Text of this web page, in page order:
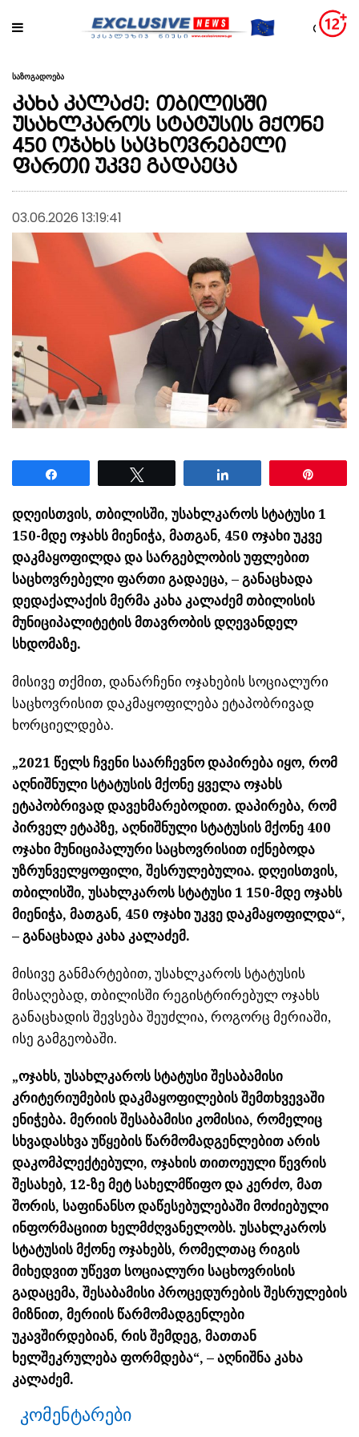
საზოგადოება
კახა კალაძე: თბილისში
უსახლკაროს სტატუსის მქონე
450 ოჯახს საცხოვრებელი
ფართი უკვე გადაეცა
03.06.2026 13:19:41
დღეისთვის, თბილისში, უსახლკაროს სტატუსი 1
150-მდე ოჯახს მიენიჭა, მათგან, 450 ოჯახი უკვე
დაკმაყოფილდა და სარგებლობის უფლებით
საცხოვრებელი ფართი გადაეცა, – განაცხადა
დედაქალაქის მერმა კახა კალაძემ თბილისის
მუნიციპალიტეტის მთავრობის დღევანდელ
სხდომაზე.
მისივე თქმით, დანარჩენი ოჯახების სოციალური
საცხოვრისით დაკმაყოფილება ეტაპობრივად
ხორციელდება.
„2021 წელს ჩვენი საარჩევნო დაპირება იყო, რომ
აღნიშნული სტატუსის მქონე ყველა ოჯახს
ეტაპობრივად დავეხმარებოდით. დაპირება, რომ
პირველ ეტაპზე, აღნიშნული სტატუსის მქონე 400
ოჯახი მუნიციპალური საცხოვრისით იქნებოდა
უზრუნველყოფილი, შესრულებულია. დღეისთვის,
თბილისში, უსახლკაროს სტატუსი 1 150-მდე ოჯახს
მიენიჭა, მათგან, 450 ოჯახი უკვე დაკმაყოფილდა“,
– განაცხადა კახა კალაძემ.
მისივე განმარტებით, უსახლკაროს სტატუსის
მისაღებად, თბილისში რეგისტრირებულ ოჯახს
განაცხადის შევსება შეუძლია, როგორც მერიაში,
ისე გამგეობაში.
„ოჯახს, უსახლკაროს სტატუსი შესაბამისი
კრიტერიუმების დაკმაყოფილების შემთხვევაში
ენიჭება. მერიის შესაბამისი კომისია, რომელიც
სხვადასხვა უწყების წარმომადგენლებით არის
დაკომპლექტებული, ოჯახის თითოეული წევრის
შესახებ, 12-ზე მეტ სახელმწიფო და კერძო, მათ
შორის, საფინანსო დაწესებულებაში მოძიებული
ინფორმაციით ხელმძღვანელობს. უსახლკაროს
სტატუსის მქონე ოჯახებს, რომელთაც რიგის
მიხედვით უწევთ სოციალური საცხოვრისის
გადაცემა, შესაბამისი პროცედურების შესრულების
მიზნით, მერიის წარმომადგენლები
უკავშირდებიან, რის შემდეგ, მათთან
ხელშეკრულება ფორმდება“, – აღნიშნა კახა
კალაძემ.
კომენტარები